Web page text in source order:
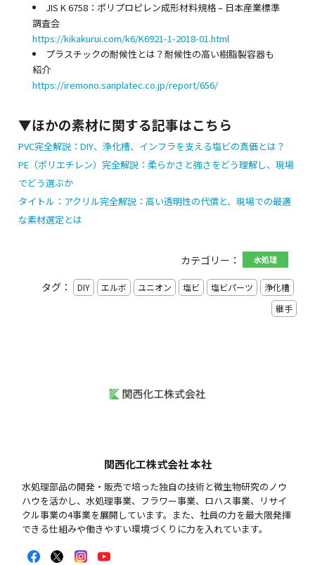
JIS K 6758：ポリプロピレン成形材料規格 – 日本産業標準
調査会
https://kikakurui.com/k6/K6921-1-2018-01.html
プラスチックの耐候性とは？耐候性の高い樹脂製容器も
紹介
https://iremono.sanplatec.co.jp/report/656/
▼ほかの素材に関する記事はこちら
PVC完全解説：DIY、浄化槽、インフラを支える塩ビの真価とは？
PE（ポリエチレン）完全解説：柔らかさと強さをどう理解し、現場
でどう選ぶか
タイトル：アクリル完全解説：高い透明性の代償と、現場での最適
な素材選定とは
カテゴリー： 水処理
タグ： DIY エルボ ユニオン 塩ビ 塩ビパーツ
浄化槽
継手
関西化工株式会社 本社
水処理部品の開発・販売で培った独自の技術と微生物研究のノウ
ハウを活かし、⽔処理事業、フラワー事業、ロハス事業、リサイ
クル事業の4事業を展開しています。また、社員の力を最大限発揮
できる仕組みや働きやすい環境づくりに力を入れています。